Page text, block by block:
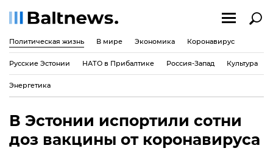
Политическая жизнь В мире Экономика Коронавирус
Русские Эстонии НАТО в Прибалтике Россия-Запад Культура
Энергетика
В Эстонии испортили сотни
доз вакцины от коронавируса